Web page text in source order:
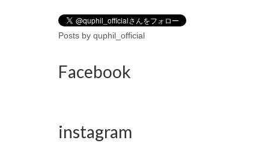
Posts by quphil_official
Facebook
instagram